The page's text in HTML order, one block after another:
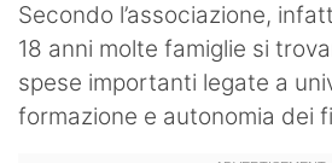
Secondo l’associazione,
18 anni molte famiglie si
spese importanti legate a
formazione e autonomia dei